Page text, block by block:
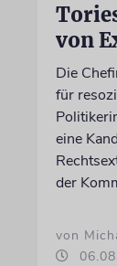
von
Die
für
eine
der
von